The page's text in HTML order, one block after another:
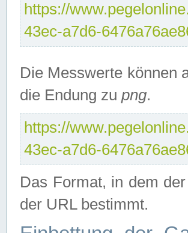
https://
43ec-a7d6-
Die Messwerte können
die Endung zu png.
https://
43ec-a7d6-
Das Format, in dem
der URL bestimmt.